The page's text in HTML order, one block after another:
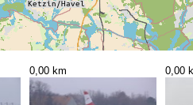
0,00 km 0,00